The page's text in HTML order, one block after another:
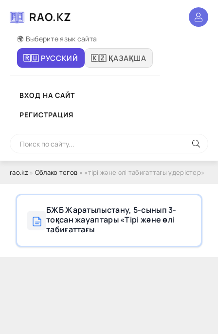
RAO.KZ
🌍 Выберите язык сайта
🇷🇺 РУССКИЙ 🇰🇿 ҚАЗАҚША
ВХОД НА САЙТ
РЕГИСТРАЦИЯ
rao.kz» Облако тегов » «тірі және өлі табиғаттағы үдерістер»
БЖБ Жаратылыстану, 5-сынып 3-
тоқсан жауаптары «Тірі және өлі
табиғаттағы